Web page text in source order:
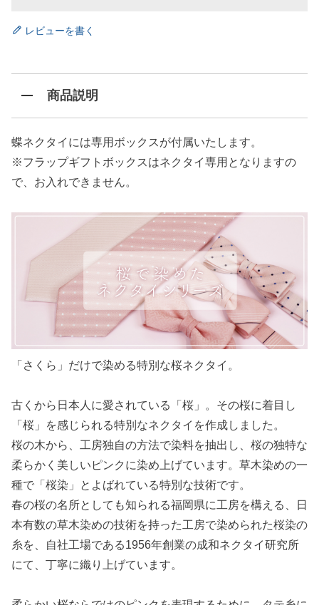
レビューを書く
商品説明
蝶ネクタイには専用ボックスが付属いたします。
※フラップギフトボックスはネクタイ専用となりますの
で、お入れできません。
「さくら」だけで染める特別な桜ネクタイ。
古くから日本人に愛されている「桜」。その桜に着目し
「桜」を感じられる特別なネクタイを作成しました。
桜の木から、工房独自の方法で染料を抽出し、桜の独特な
柔らかく美しいピンクに染め上げています。草木染めの一
種で「桜染」とよばれている特別な技術です。
春の桜の名所としても知られる福岡県に工房を構える、日
本有数の草木染めの技術を持った工房で染められた桜染の
糸を、自社工場である1956年創業の成和ネクタイ研究所
にて、丁寧に織り上げています。